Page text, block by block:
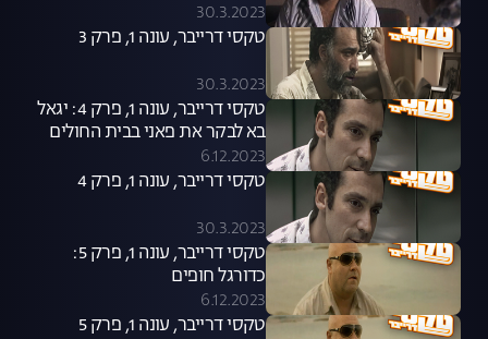
30.3.2023
טקסי דרייבר, עונה 1, פרק 3
30.3.2023
טקסי דרייבר, עונה 1, פרק 4: יגאל
בא לבקר את פאני בבית החולים
6.12.2023
טקסי דרייבר, עונה 1, פרק 4
30.3.2023
טקסי דרייבר, עונה 1, פרק 5:
כדורגל חופים
6.12.2023
טקסי דרייבר, עונה 1, פרק 5